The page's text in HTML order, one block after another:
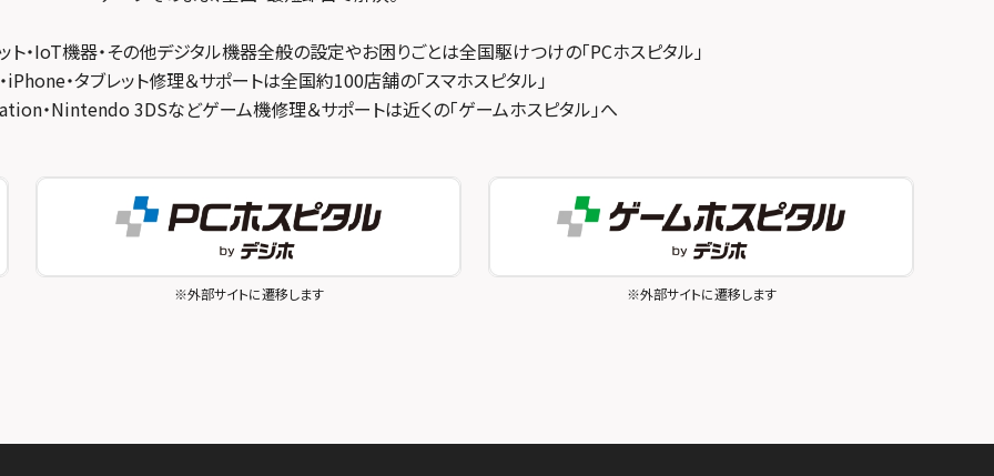
ト・IoT機器・その他デジタル機器全般の設定やお困りごとは全国駆けつけの「PCホスピタル」
iPhone・タブレット修理＆サポートは全国約100店舗の「スマホスピタル」
・Nintendo 3DSなどゲーム機修理＆サポートは近くの「ゲームホスピタル」へ
※外部サイトに遷移します ※外部サイトに遷移します